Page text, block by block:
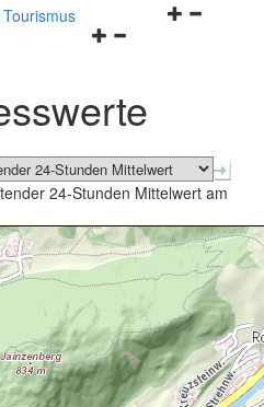
Navigationsmenü
schließen
24-Stunden Mittelwert am